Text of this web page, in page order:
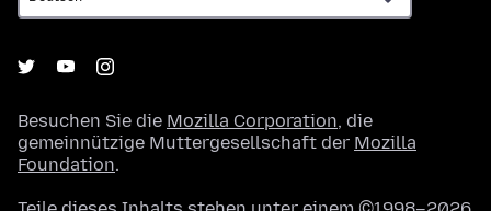
Besuchen Sie die Mozilla Corporation, die
gemeinnützige Muttergesellschaft der Mozilla
Foundation.